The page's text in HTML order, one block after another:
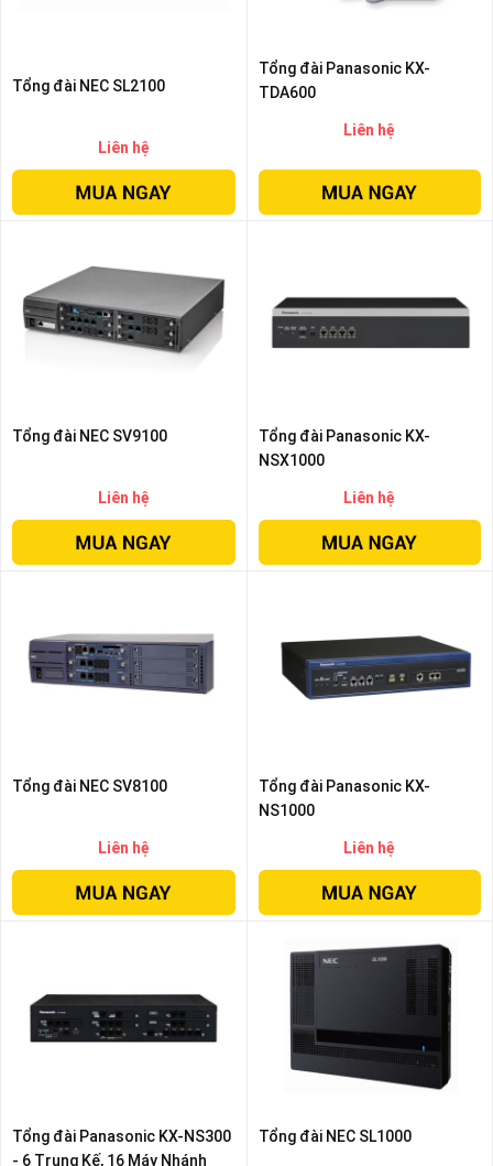
Tổng đài NEC SL2100
Liên hệ
Tổng đài Panasonic KX-
TDA600
Liên hệ
Tổng đài NEC SV9100
Liên hệ
Tổng đài Panasonic KX-
NSX1000
Liên hệ
Tổng đài NEC SV8100
Liên hệ
Tổng đài Panasonic KX-
NS1000
Liên hệ
Tổng đài Panasonic KX-NS300
- 6 Trung Kế, 16 Máy Nhánh
Tổng đài NEC SL1000